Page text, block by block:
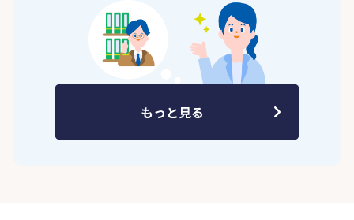
もっと見る